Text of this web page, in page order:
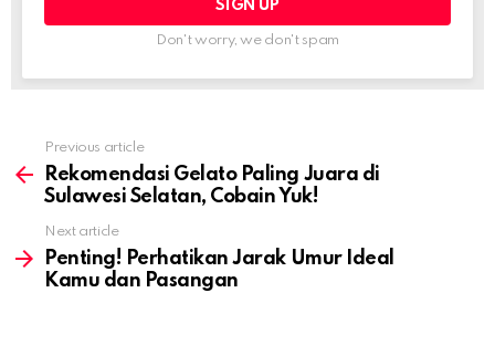
Don't worry, we don't spam
more
Previous article
Rekomendasi Gelato Paling Juara di
Sulawesi Selatan, Cobain Yuk!
Next article
Penting! Perhatikan Jarak Umur Ideal
Kamu dan Pasangan